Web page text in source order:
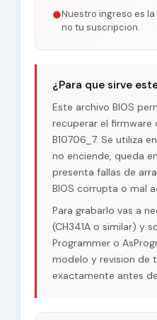
●Nuestro ingreso es
no tu suscripcion.
¿Para que sirve
Este archivo BIOS
recuperar el firmware
B10706_7. Se utiliza
no enciende, queda
presenta fallas de
BIOS corrupta o mal
Para grabarlo vas a
(CH341A o similar) y
Programmer o
modelo y revision de
exactamente antes